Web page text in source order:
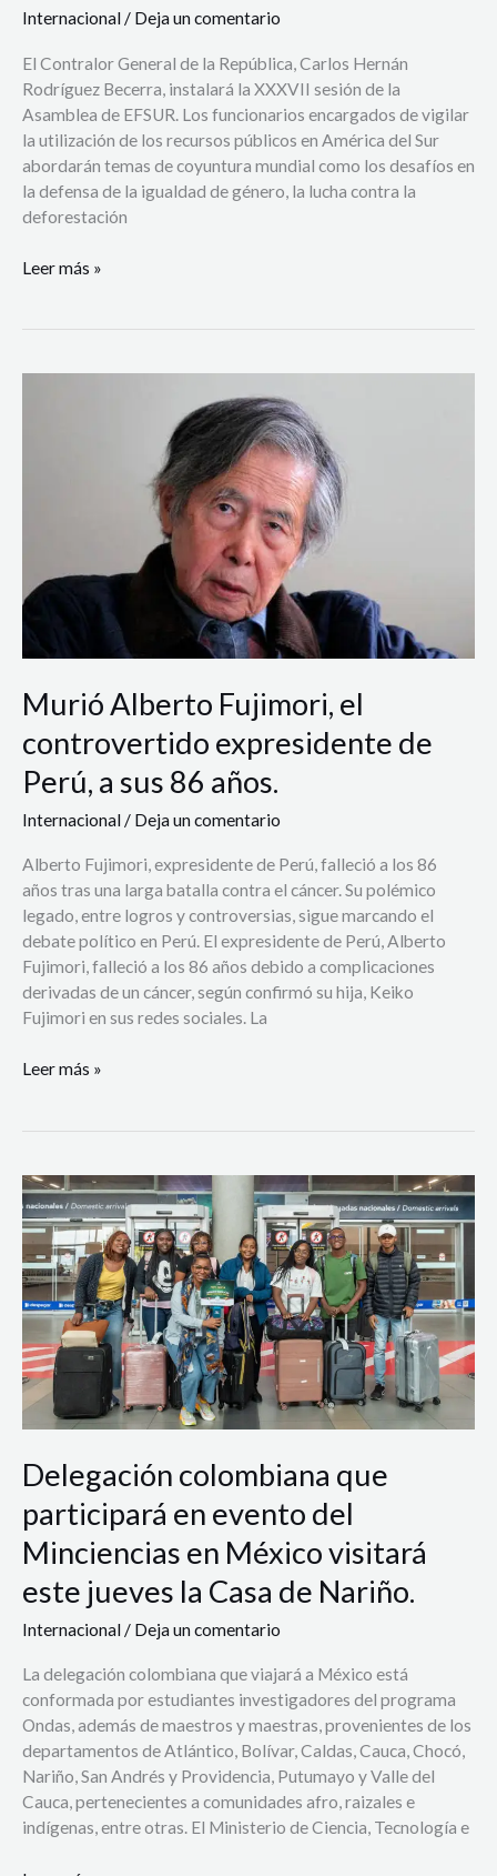
Internacional / Deja un comentario
El Contralor General de la República, Carlos Hernán
Rodríguez Becerra, instalará la XXXVII sesión de la
Asamblea de EFSUR. Los funcionarios encargados de vigilar
la utilización de los recursos públicos en América del Sur
abordarán temas de coyuntura mundial como los desafíos en
la defensa de la igualdad de género, la lucha contra la
deforestación
de
América
del
Sur
(EFSUR).
Leer más »
Murió Alberto Fujimori, el
controvertido expresidente de
Perú, a sus 86 años.
Internacional / Deja un comentario
Alberto Fujimori, expresidente de Perú, falleció a los 86
años tras una larga batalla contra el cáncer. Su polémico
legado, entre logros y controversias, sigue marcando el
debate político en Perú. El expresidente de Perú, Alberto
Fujimori, falleció a los 86 años debido a complicaciones
derivadas de un cáncer, según confirmó su hija, Keiko
Fujimori en sus redes sociales. La
a
años.
Leer más »
Delegación colombiana que
participará en evento del
Minciencias en México visitará
este jueves la Casa de Nariño.
Internacional / Deja un comentario
La delegación colombiana que viajará a México está
conformada por estudiantes investigadores del programa
Ondas, además de maestros y maestras, provenientes de los
departamentos de Atlántico, Bolívar, Caldas, Cauca, Chocó,
Nariño, San Andrés y Providencia, Putumayo y Valle del
Cauca, pertenecientes a comunidades afro, raizales e
indígenas, entre otras. El Ministerio de Ciencia, Tecnología e
Delegación
colombiana
que
participará
en
evento
del
Minciencias
en
México
este
jueves
la
Casa
de
Nariño.